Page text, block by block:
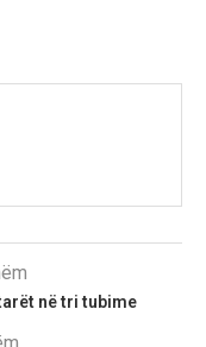
në tri tubime